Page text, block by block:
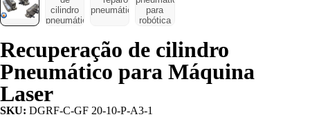
Recuperação de cilindro
Pneumático para Máquina
Laser
SKU: DGRF-C-GF 20-10-P-A3-1